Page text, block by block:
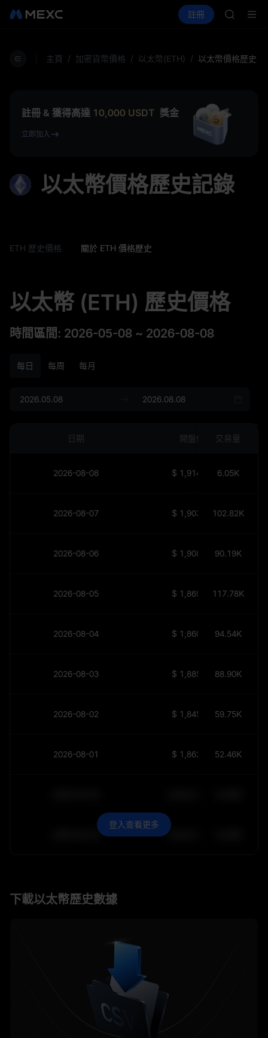
SPCX 理財 活
註冊
AAOI
SPCX
主頁 / 加密貨幣價格 / 以太幣(ETH) / 以太幣價格歷史
註冊 & 獲得高達 10,000 USDT 獎金
立即加入
以太幣價格歷史記錄
ETH 歷史價格 關於 ETH 價格歷史
以太幣 (ETH) 歷史價格
時間區間 : 2026-05-08 ~ 2026-08-08
每日 每周 每月
日期 開盤價 交易量
2026-08-08 $ 1,914.21 6.05K
2026-08-07 $ 1,903.94 102.82K
2026-08-06 $ 1,908.93 90.19K
2026-08-05 $ 1,869.84 117.78K
2026-08-04 $ 1,860.49 94.54K
2026-08-03 $ 1,885.37 88.90K
2026-08-02 $ 1,845.18 59.75K
2026-08-01 $ 1,862.45 52.46K
$
登入查看更多
下載以太幣歷史數據